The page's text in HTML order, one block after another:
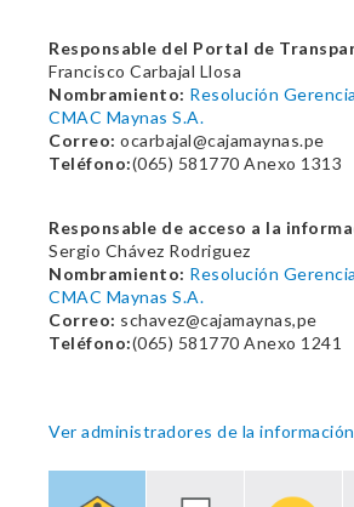
Responsable del Portal de
Francisco Carbajal Llosa
Nombramiento: Resolución
CMAC Maynas S.A.
Correo: ocarbajal@cajamaynas.pe
Teléfono:(065) 581770 Anexo 1313
Responsable de acceso a la
Sergio Chávez Rodriguez
Nombramiento: Resolución
CMAC Maynas S.A.
Correo: schavez@cajamaynas,pe
Teléfono:(065) 581770 Anexo 1241
Ver administradores de la información